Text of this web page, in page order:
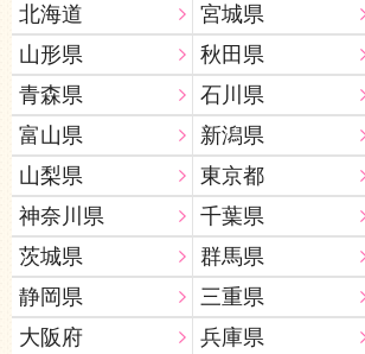
北海道 宮城県
山形県
秋田県
青森県
石川県
富山県
新潟県
山梨県
東京都
神奈川県
千葉県
茨城県
群馬県
静岡県
三重県
大阪府
兵庫県